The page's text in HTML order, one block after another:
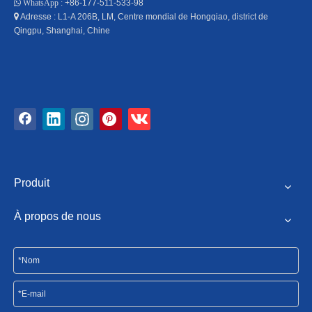
 WhatsApp : +86-177-511-533-98
Adresse : L1-A 206B, LM, Centre mondial de Hongqiao, district de
Qingpu, Shanghai, Chine
Produit
À propos de nous